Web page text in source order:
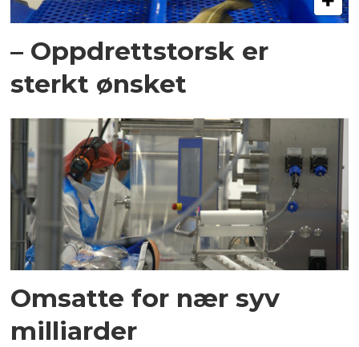
– Oppdrettstorsk er
sterkt ønsket
Omsatte for nær syv
milliarder